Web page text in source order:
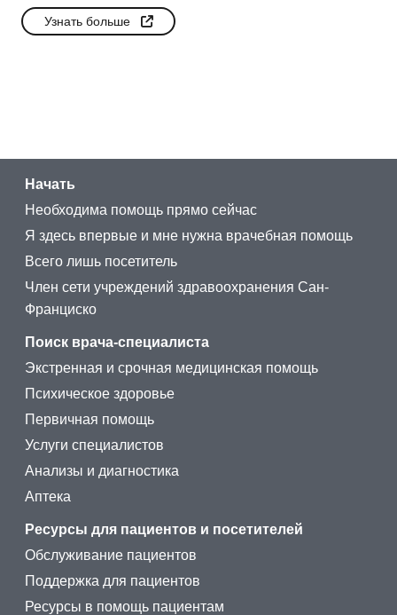
Узнать больше
Начать
Необходима помощь прямо сейчас
Я здесь впервые и мне нужна врачебная помощь
Всего лишь посетитель
Член сети учреждений здравоохранения Сан-
Франциско
Поиск врача-специалиста
Экстренная и срочная медицинская помощь
Психическое здоровье
Первичная помощь
Услуги специалистов
Анализы и диагностика
Аптека
Ресурсы для пациентов и посетителей
Обслуживание пациентов
Поддержка для пациентов
Ресурсы в помощь пациентам